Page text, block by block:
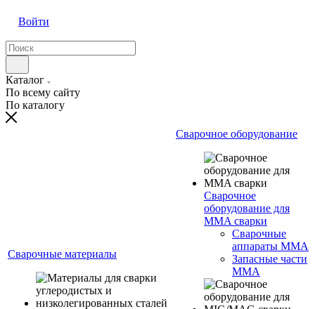
Войти
Каталог
По всему сайту
По каталогу
Сварочные материалы
Сварочное оборудование
Сварочное
оборудование для
MMA сварки
Сварочные
аппараты MMA
Запасные части
MMA